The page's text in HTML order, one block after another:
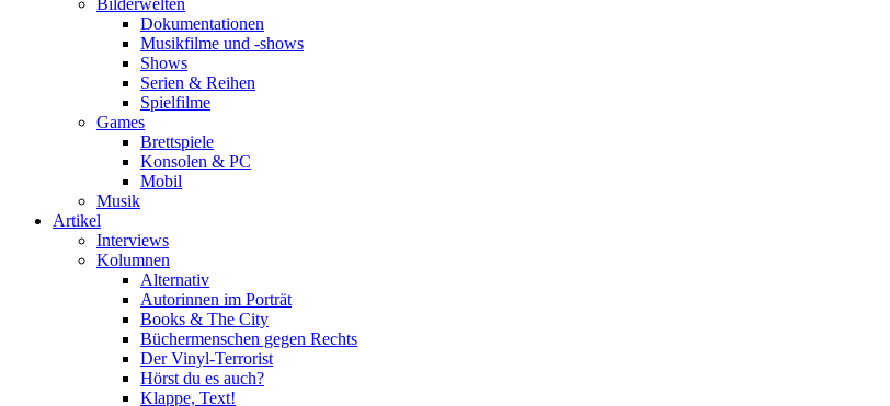
Bilderwelten
Dokumentationen
Musikfilme und -shows
Shows
Serien & Reihen
Spielfilme
Games
Brettspiele
Konsolen & PC
Mobil
Musik
Artikel
Interviews
Kolumnen
Alternativ
Autorinnen im Porträt
Books & The City
Büchermenschen gegen Rechts
Der Vinyl-Terrorist
Hörst du es auch?
Klappe, Text!